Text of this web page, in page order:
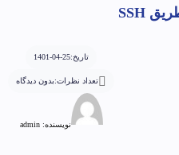
تاریخ:1401-04-25
تعداد نظرات:بدون دیدگاه
نویسنده: admin